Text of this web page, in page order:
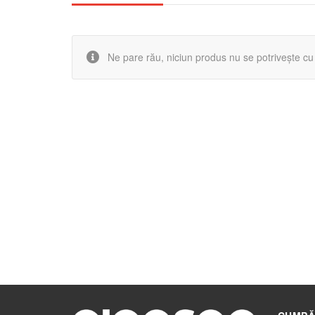
Ne pare rău, niciun produs nu se potrivește